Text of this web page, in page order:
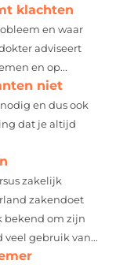
klachten
en waar
adviseert
en op...
niet
en dus ook
dat je altijd
zakelijk
zakendoet
bekend om zijn
veel gebruik van...